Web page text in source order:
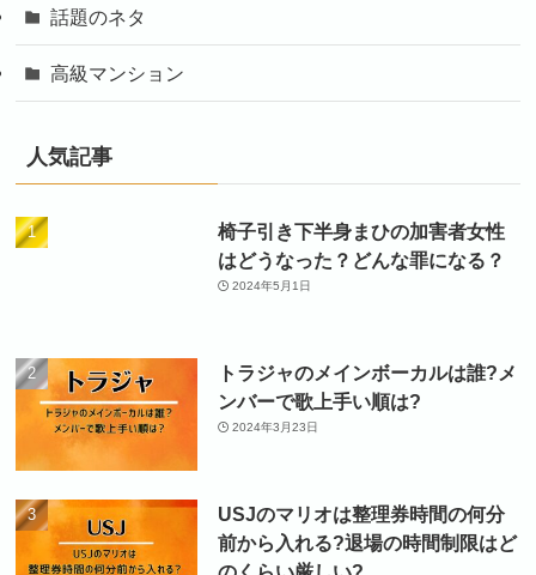
話題のネタ
高級マンション
人気記事
椅子引き下半身まひの加害者女性
はどうなった？どんな罪になる？
2024年5月1日
トラジャのメインボーカルは誰?メ
ンバーで歌上手い順は?
2024年3月23日
USJのマリオは整理券時間の何分
前から入れる?退場の時間制限はど